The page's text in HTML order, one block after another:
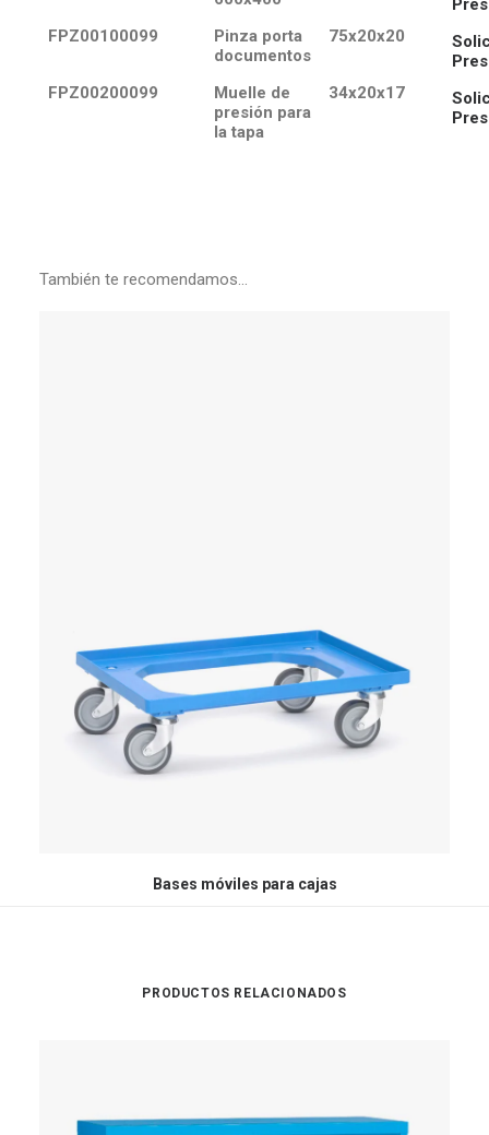
FPZ00100099
Pinza porta
documentos
75x20x20
FPZ00200099
Muelle de
presión para
la tapa
34x20x17
También te recomendamos…
Bases móviles para cajas
PRODUCTOS RELACIONADOS